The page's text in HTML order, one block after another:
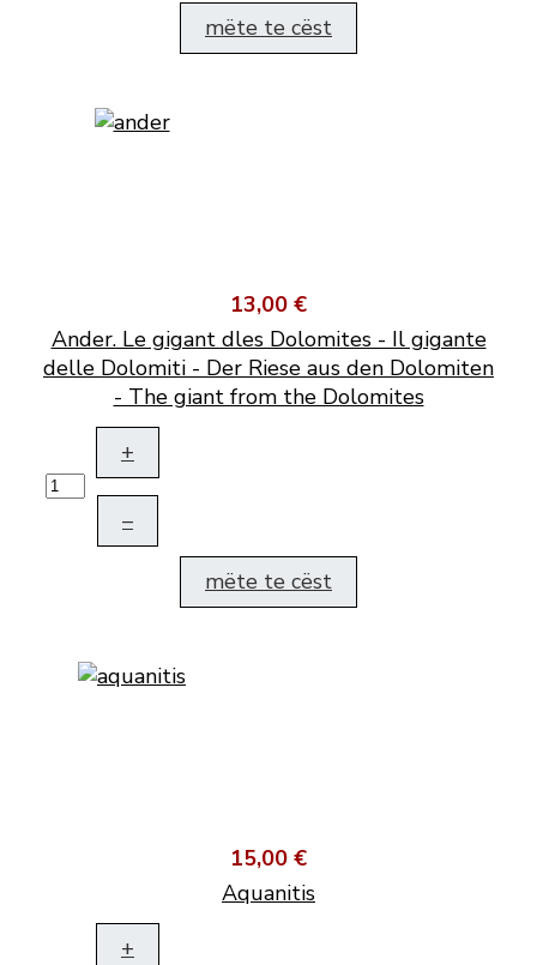
mëte te cëst
13,00 €
Ander. Le gigant dles Dolomites - Il gigante
delle Dolomiti - Der Riese aus den Dolomiten
- The giant from the Dolomites
+
–
mëte te cëst
15,00 €
Aquanitis
+